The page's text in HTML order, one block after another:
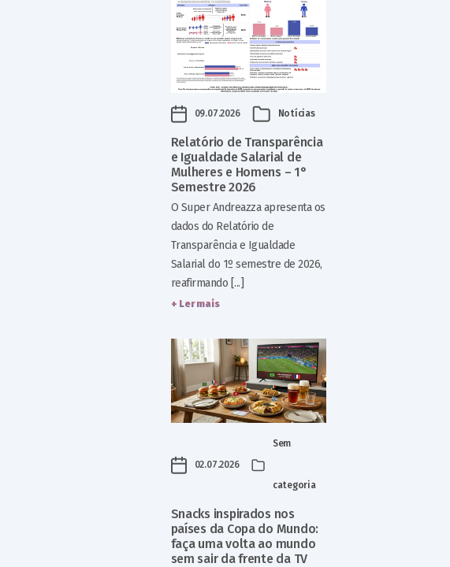
09.07.2026 Notícias
Relatório de Transparência
e Igualdade Salarial de
Mulheres e Homens – 1°
Semestre 2026
O Super Andreazza apresenta os
dados do Relatório de
Transparência e Igualdade
Salarial do 1º semestre de 2026,
reafirmando [...]
+ Ler mais
02.07.2026
Sem
categoria
Snacks inspirados nos
países da Copa do Mundo:
faça uma volta ao mundo
sem sair da frente da TV